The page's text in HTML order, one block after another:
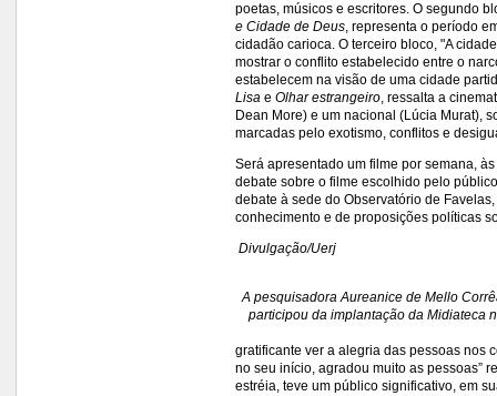
poetas, músicos e escritores. O segundo
e Cidade de Deus, representa o período
cidadão carioca. O terceiro bloco, "A
mostrar o conflito estabelecido entre o
estabelecem na visão de uma cidade
Lisa e Olhar estrangeiro, ressalta a
Dean More) e um nacional (Lúcia Murat),
marcadas pelo exotismo, conflitos e
Será apresentado um filme por semana,
debate sobre o filme escolhido pelo
debate à sede do Observatório de
conhecimento e de proposições políticas
Divulgação/Uerj
A pesquisadora Aureanice de Mello
participou da implantação da Midiateca
gratificante ver a alegria das pessoas nos
no seu início, agradou muito as pessoas”
estréia, teve um público significativo, em